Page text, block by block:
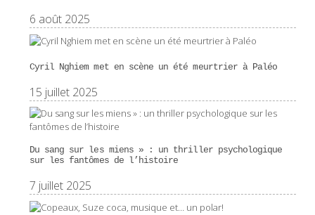
6 août 2025
Cyril Nghiem met en scène un été meurtrier à Paléo
15 juillet 2025
Du sang sur les miens » : un thriller psychologique
sur les fantômes de l’histoire
7 juillet 2025